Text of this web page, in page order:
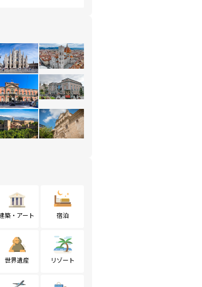
築・アート 宿泊
世界遺産 リゾート